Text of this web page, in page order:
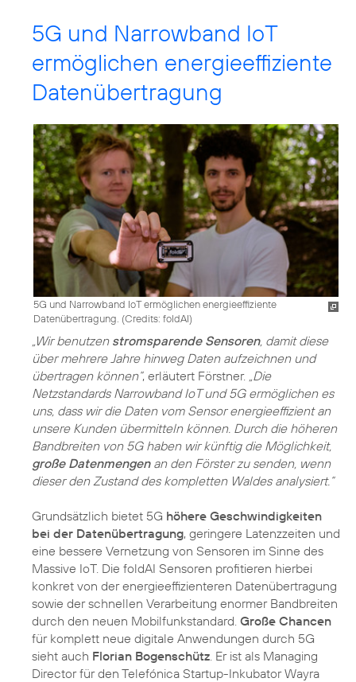
5G und Narrowband IoT
ermöglichen energieeffiziente
Datenübertragung
5G und Narrowband IoT ermöglichen energieeffiziente
Datenübertragung. (Credits: foldAI)
„Wir benutzen stromsparende Sensoren, damit diese
über mehrere Jahre hinweg Daten aufzeichnen und
übertragen können“, erläutert Förstner. „Die
Netzstandards Narrowband IoT und 5G ermöglichen es
uns, dass wir die Daten vom Sensor energieeffizient an
unsere Kunden übermitteln können. Durch die höheren
Bandbreiten von 5G haben wir künftig die Möglichkeit,
große Datenmengenan den Förster zu senden, wenn
dieser den Zustand des kompletten Waldes analysiert.“
Grundsätzlich bietet 5G höhere Geschwindigkeiten
bei der Datenübertragung, geringere Latenzzeiten und
eine bessere Vernetzung von Sensoren im Sinne des
Massive IoT. Die foldAI Sensoren profitieren hierbei
konkret von der energieeffizienteren Datenübertragung
sowie der schnellen Verarbeitung enormer Bandbreiten
durch den neuen Mobilfunkstandard. Große Chancen
für komplett neue digitale Anwendungen durch 5G
sieht auch Florian Bogenschütz . Er ist als Managing
Director für den Telefónica Startup-Inkubator Wayra